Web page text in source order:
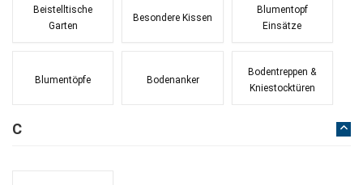
Beistelltische
Garten
Besondere Kissen
Blumentopf
Einsätze
Blumentöpfe Bodenanker
Bodentreppen &
Kniestocktüren
C